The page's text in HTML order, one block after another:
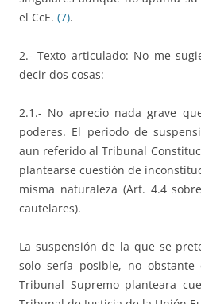
el CcE. (7).
2.- Texto articulado: No me
decir dos cosas:
2.1.- No aprecio nada grave
poderes. El periodo de
aun referido al Tribunal
plantearse cuestión de
misma naturaleza (Art. 4.4
cautelares).
La suspensión de la que se
solo sería posible, no
Tribunal Supremo planteara